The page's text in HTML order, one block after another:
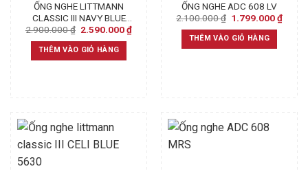
ỐNG NGHE LITTMANN
CLASSIC III NAVY BLUE
5622.
2.900.000₫ Original
was:
2.900.000 ₫.
2.590.000₫Current
THÊM VÀO GIỎ HÀNG
ỐNG NGHE ADC 608 LV
2.100.000₫ Original
was:
2.100.000 ₫.
1.799.000₫
THÊM VÀO GIỎ HÀNG